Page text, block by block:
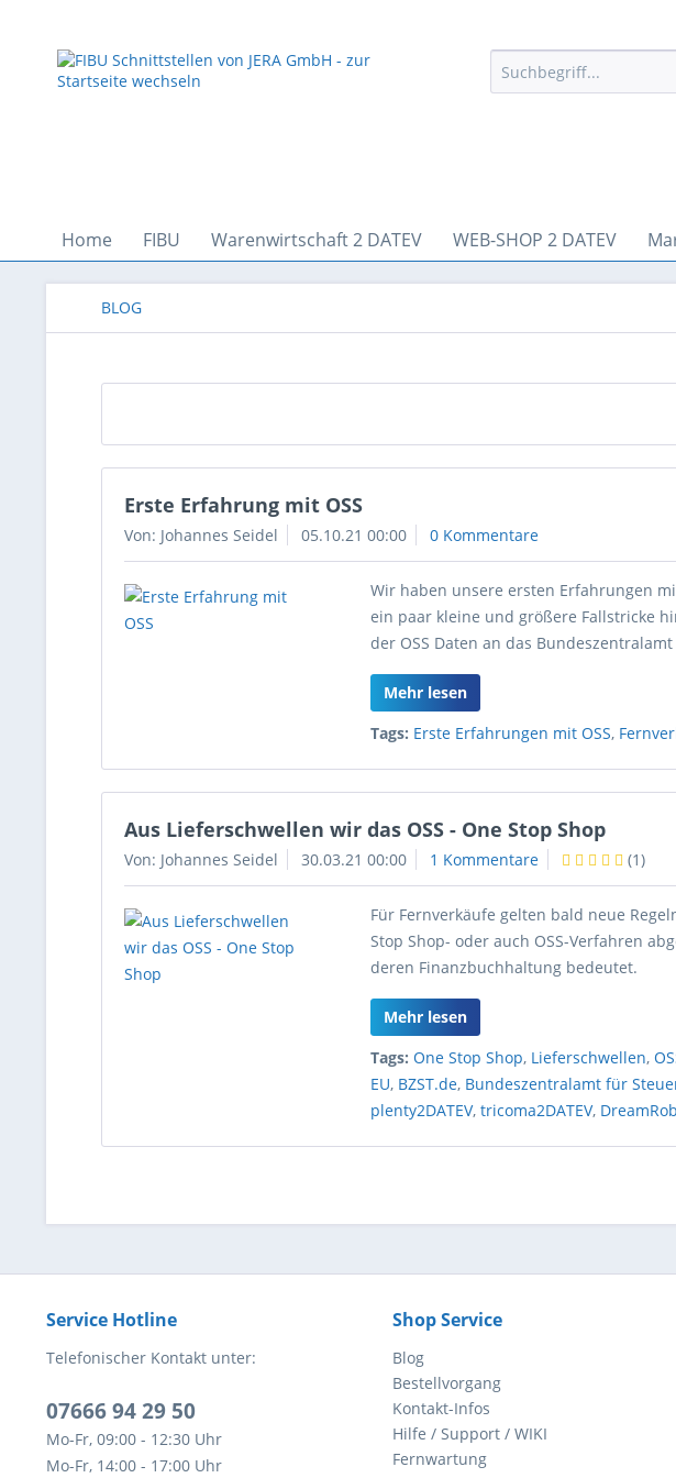
Home FIBU Warenwirtschaft 2 DATEV WEB-SHOP 2 DATEV
BLOG
Erste Erfahrung mit OSS
Von: Johannes Seidel 05.10.21 00:00 0 Kommentare
Wir haben unsere ersten Erfahrungen
ein paar kleine und größere Fallstricke
der OSS Daten an das
Mehr lesen
Tags: Erste Erfahrungen mit OSS,
Aus Lieferschwellen wir das OSS - One Stop Shop
Von: Johannes Seidel 30.03.21 00:00 1 Kommentare (1)
Für Fernverkäufe gelten bald neue
Stop Shop- oder auch OSS-Verfahren
deren Finanzbuchhaltung bedeutet.
Mehr lesen
Tags: One Stop Shop, Lieferschwellen,
EU, BZST.de, Bundeszentralamt für
plenty2DATEV,tricoma2DATEV,
Service Hotline
Telefonischer Kontakt unter:
07666 94 29 50
Mo-Fr, 09:00 - 12:30 Uhr
Mo-Fr, 14:00 - 17:00 Uhr
Shop Service
Blog
Bestellvorgang
Kontakt-Infos
Hilfe / Support / WIKI
Fernwartung